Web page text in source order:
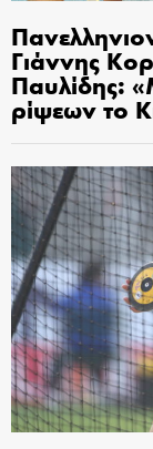
Γιάννης
Παυλίδης:
ρίψεων το